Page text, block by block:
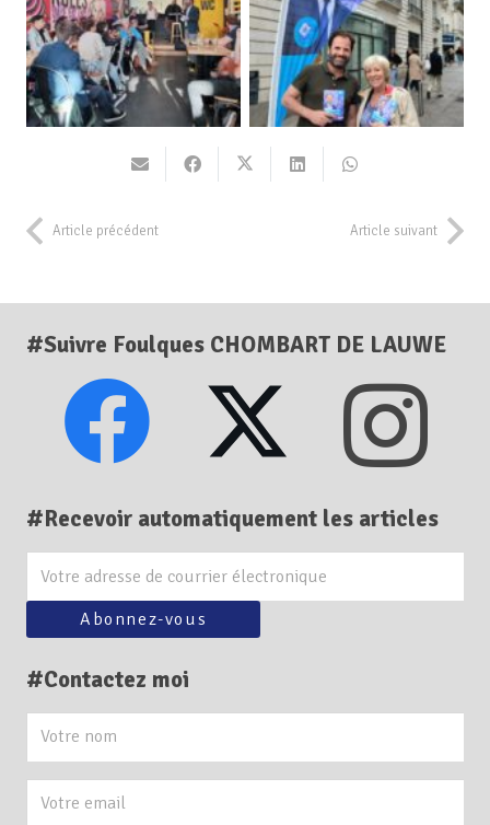
Article précédent Article suivant
#Suivre Foulques CHOMBART DE LAUWE
#Recevoir automatiquement les articles
#Contactez moi